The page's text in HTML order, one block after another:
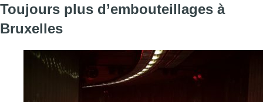
Toujours plus d’embouteillages à
Bruxelles